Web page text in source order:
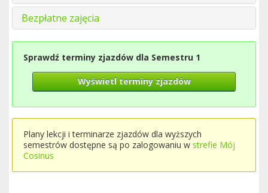
Bezpłatne zajęcia
Sprawdź terminy zjazdów dla Semestru 1
Wyświetl terminy zjazdów
Plany lekcji i terminarze zjazdów dla wyższych
semestrów dostępne są po zalogowaniu w strefie Mój
Cosinus